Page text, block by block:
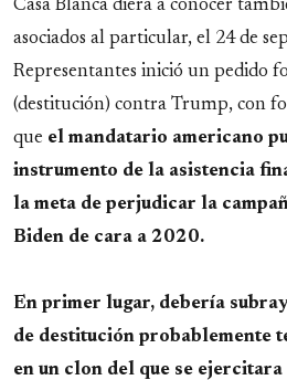
Casa Blanca diera a conocer
asociados al particular, el 24 de
Representantes inició un pedido
(destitución) contra Trump, con
que el mandatario americano
instrumento de la asistencia
la meta de perjudicar la
Biden de cara a 2020.
En primer lugar, debería
de destitución probablemente
en un clon del que se